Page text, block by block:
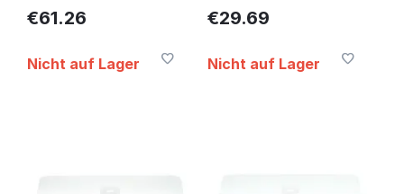
Switch DMS-107/E
€61.26
Nicht auf Lager
Desktop Switch DGS-
1008D/E
€29.69
Nicht auf Lager